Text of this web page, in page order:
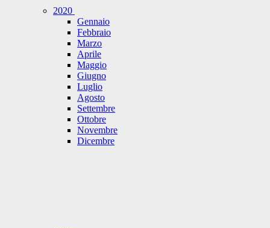
2020
Gennaio
Febbraio
Marzo
Aprile
Maggio
Giugno
Luglio
Agosto
Settembre
Ottobre
Novembre
Dicembre